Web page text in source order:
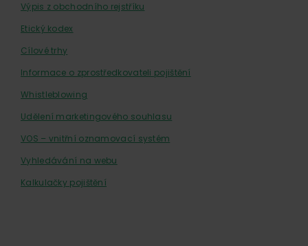
Výpis z obchodního rejstříku
Etický kodex
Cílové trhy
Informace o zprostředkovateli pojištění
Whistleblowing
Udělení marketingového souhlasu
VOS – vnitřní oznamovací systém
Vyhledávání na webu
Kalkulačky pojištění